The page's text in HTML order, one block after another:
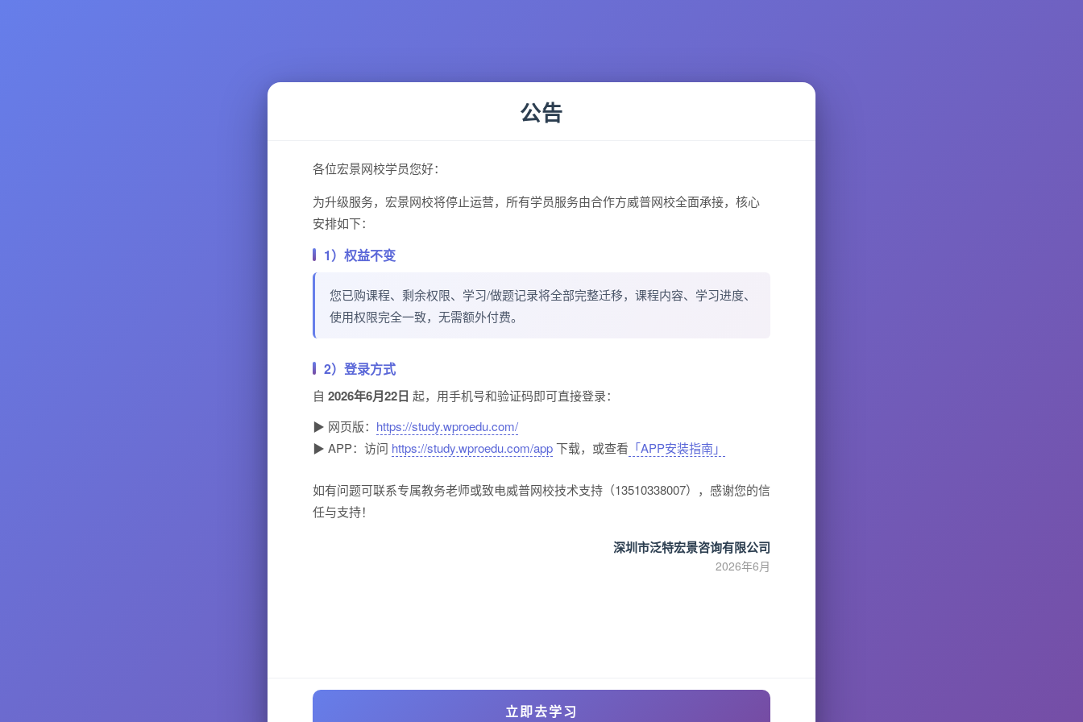
公告
各位宏景网校学员您好：
为升级服务，宏景网校将停止运营，所有学员服务由合作方威普网校全面承接，核心
安排如下：
1）权益不变
您已购课程、剩余权限、学习/做题记录将全部完整迁移，课程内容、学习进度、
使用权限完全一致，无需额外付费。
2）登录方式
自 2026年6月22日 起，用手机号和验证码即可直接登录：
▶ 网页版： https://study.wproedu.com/
▶ APP：访问 https://study.wproedu.com/app下载，或查看 「APP安装指南」
如有问题可联系专属教务老师或致电威普网校技术支持（13510338007），感谢您的信
任与支持！
深圳市泛特宏景咨询有限公司
2026年6月
立即去学习